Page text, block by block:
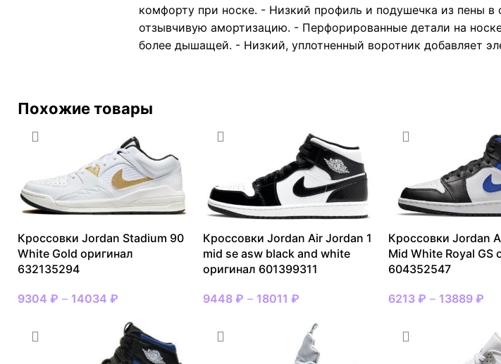
комфорту при носке. - Низкий профиль и подушечка из пены в
отзывчивую амортизацию. - Перфорированные детали на
более дышащей. - Низкий, уплотненный воротник добавляет
Похожие товары
Кроссовки Jordan Stadium 90
White Gold оригинал
632135294
9304 ₽ – 14034 ₽
Кроссовки Jordan Air Jordan 1
mid se asw black and white
оригинал 601399311
9448 ₽ – 18011 ₽
Кроссовки Jordan
Mid White Royal GS
604352547
6213 ₽ – 13889 ₽